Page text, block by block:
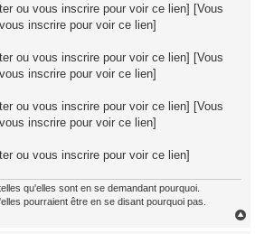
ou vous inscrire pour voir ce lien] [Vous
inscrire pour voir ce lien]
ou vous inscrire pour voir ce lien] [Vous
inscrire pour voir ce lien]
ou vous inscrire pour voir ce lien] [Vous
inscrire pour voir ce lien]
ou vous inscrire pour voir ce lien]
qu'elles sont en se demandant pourquoi.
pourraient être en se disant pourquoi pas.